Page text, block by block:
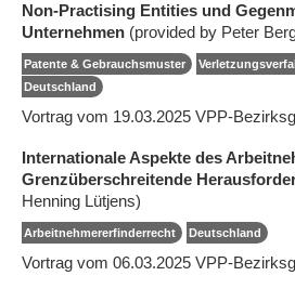
Non-Practising Entities und
Unternehmen (provided by Peter
Patente & Gebrauchsmuster
Deutschland
Vortrag vom 19.03.2025 VPP-
Internationale Aspekte des
Grenzüberschreitende
Henning Lütjens)
Arbeitnehmererfinderrecht Deutschland
Vortrag vom 06.03.2025 VPP-